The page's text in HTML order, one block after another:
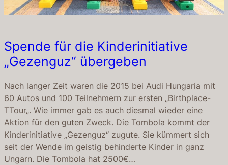
Spende für die Kinderinitiative
„Gezenguz“ übergeben
Nach langer Zeit waren die 2015 bei Audi Hungaria mit
60 Autos und 100 Teilnehmern zur ersten „Birthplace-
TTour„. Wie immer gab es auch diesmal wieder eine
Aktion für den guten Zweck. Die Tombola kommt der
Kinderinitiative „Gezenguz“ zugute. Sie kümmert sich
seit der Wende im geistig behinderte Kinder in ganz
Ungarn. Die Tombola hat 2500€…